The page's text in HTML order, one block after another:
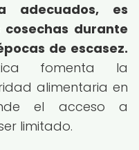
adecuados, es
durante
de escasez.
fomenta la
alimentaria en
el acceso a
limitado.